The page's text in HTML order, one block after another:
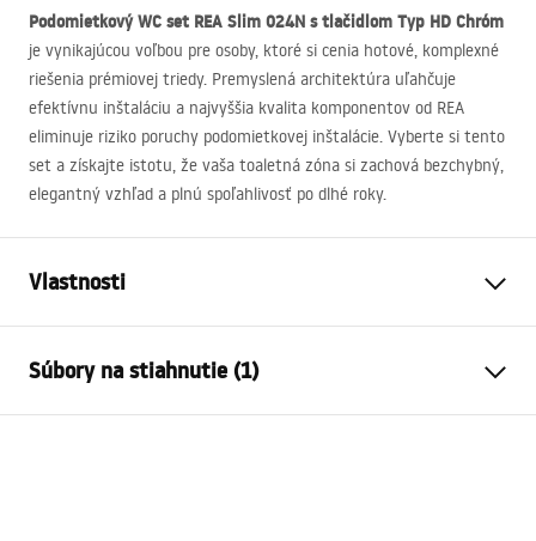
Podomietkový WC set REA Slim 024N s tlačidlom Typ HD Chróm
je vynikajúcou voľbou pre osoby, ktoré si cenia hotové, komplexné
riešenia prémiovej triedy. Premyslená architektúra uľahčuje
efektívnu inštaláciu a najvyššia kvalita komponentov od REA
eliminuje riziko poruchy podomietkovej inštalácie. Vyberte si tento
set a získajte istotu, že vaša toaletná zóna si zachová bezchybný,
elegantný vzhľad a plnú spoľahlivosť po dlhé roky.
Vlastnosti
Typ lampy
Kompatibilné splachovacie
Typ HD
Súbory na stiahnutie (1)